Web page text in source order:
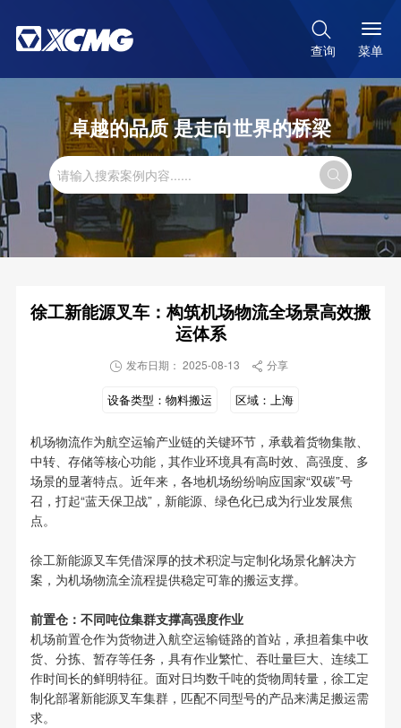

查询 菜单
卓越的品质 是走向世界的桥梁

徐工新能源叉车：构筑机场物流全场景高效搬
运体系
 发布日期： 2025-08-13  分享
设备类型： 物料搬运 区域： 上海
机场物流作为航空运输产业链的关键环节，承载着货物集散、
中转、存储等核心功能，其作业环境具有高时效、高强度、多
场景的显著特点。近年来，各地机场纷纷响应国家“双碳”号
召，打起“蓝天保卫战”，新能源、绿色化已成为行业发展焦
点。
徐工新能源叉车凭借深厚的技术积淀与定制化场景化解决方
案，为机场物流全流程提供稳定可靠的搬运支撑。
前置仓：不同吨位集群支撑高强度作业
机场前置仓作为货物进入航空运输链路的首站，承担着集中收
货、分拣、暂存等任务，具有作业繁忙、吞吐量巨大、连续工
作时间长的鲜明特征。面对日均数千吨的货物周转量，徐工定
制化部署新能源叉车集群，匹配不同型号的产品来满足搬运需
求。